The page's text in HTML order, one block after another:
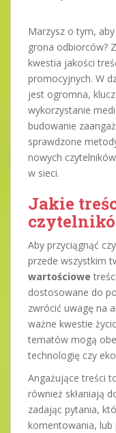
Marzysz o tym,
grona odbiorców?
kwestia jakości
promocyjnych. W
jest ogromna,
wykorzystanie
budowanie
sprawdzone
nowych
w sieci.
Jakie
Aby przyciągnąć
przede wszystkim
wartościowe
dostosowane do
zwrócić uwagę na
ważne kwestie
tematów mogą
technologię czy
Angażujące treści
również skłaniają
zadając pytania,
komentowania,